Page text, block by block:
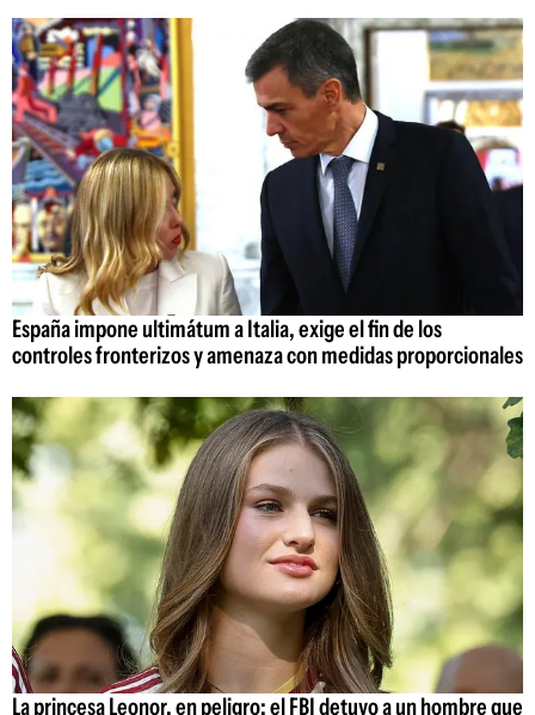
España impone ultimátum a Italia, exige el fin de los
controles fronterizos y amenaza con medidas proporcionales
La princesa Leonor, en peligro: el FBI detuvo a un hombre que